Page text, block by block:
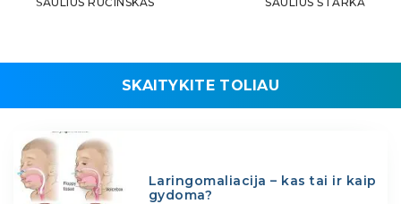
SKAITYKITE TOLIAU
Laringomaliacija – kas tai ir kaip
gydoma?